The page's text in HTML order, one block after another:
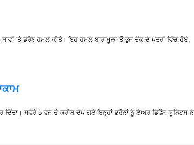
'ਤੇ ਡਰੋਨ ਹਮਲੇ ਕੀਤੇ। ਇਹ ਹਮਲੇ ਬਾਰਾਮੂਲਾ ਤੋਂ ਭੁਜ ਤੱਕ ਦੇ ਖੇਤਰਾਂ ਵਿੱਚ ਹੋਏ,
ਦਿੱਤਾ। ਸਵੇਰੇ 5 ਵਜੇ ਦੇ ਕਰੀਬ ਦੇਖੇ ਗਏ ਇਨ੍ਹਾਂ ਡਰੋਨਾਂ ਨੂੰ ਏਅਰ ਡਿਫੈਂਸ ਯੂਨਿਟਸ ਨੇ